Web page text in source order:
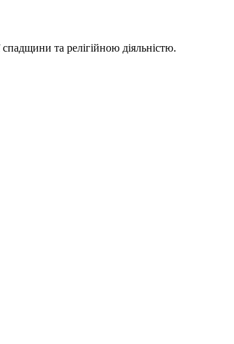
та релігійною діяльністю.
або управління
місцевого значення